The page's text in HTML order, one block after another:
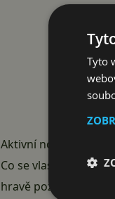
Aktivní notifikace
Co se vlastně pod
hravě poznáte, co
Tyto